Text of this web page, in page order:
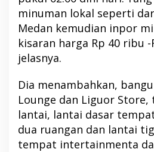
minuman lokal seperti
Medan kemudian inpor
kisaran harga Rp 40 ribu -
jelasnya.
Dia menambahkan,
Lounge dan Liguor
lantai, lantai dasar
dua ruangan dan lantai
tempat intertainmenta